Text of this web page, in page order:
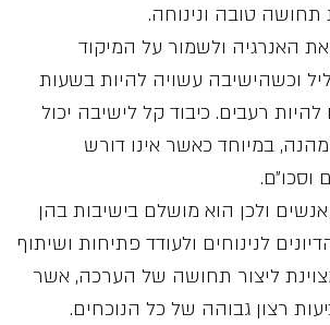
טובה ונינוחה.
את האנרגיה ולשמור על המיקוד
וכשהישיבה עשויה להיות בשעות
רעבים. כיבוד קל לישיבה יכול
במיוחד כאשר אינו דורש
ולכן הוא מושלם בישיבות בהן
לנינוחים ולעודד פתיחות ושיתוף
ליצור תחושה של הערכה, אשר
רצון גבוהה של כל הנוכחים.